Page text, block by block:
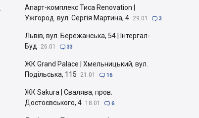
Апарт-комплекс Тиса Renovation |
Ужгород. вул. Сергія Мартина, 4 29.01  3
Львів, вул. Бережанська, 54 | Інтергал-
Буд
26.01  33
ЖК Grand Palace | Хмельницький, вул.
Подільська, 115
21.01  16
ЖК Sakura | Свалява, пров.
Достоєвського, 4 18.01  6